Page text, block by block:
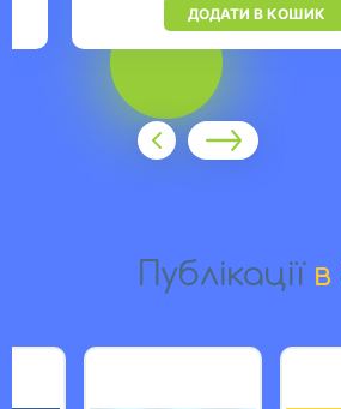
ДОДАТИ В КОШИК
Публікації в